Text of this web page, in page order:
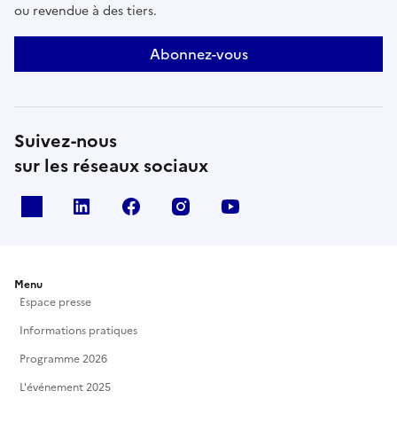
ou revendue à des tiers.
Abonnez-vous
Suivez-nous
sur les réseaux sociaux
Linkedin Facebook Instagram
Menu
Espace presse
Informations pratiques
Programme 2026
L'événement 2025